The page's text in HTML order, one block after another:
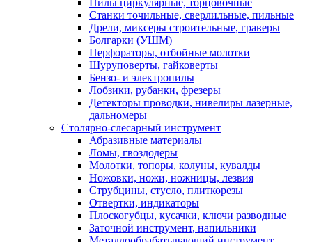
Пилы циркулярные, торцовочные
Станки точильные, сверлильные, пильные
Дрели, миксеры строительные, граверы
Болгарки (УШМ)
Перфораторы, отбойные молотки
Шуруповерты, гайковерты
Бензо- и электропилы
Лобзики, рубанки, фрезеры
Детекторы проводки, нивелиры лазерные,
дальномеры
Столярно-слесарный инструмент
Абразивные материалы
Ломы, гвоздодеры
Молотки, топоры, колуны, кувалды
Ножовки, ножи, ножницы, лезвия
Струбцины, стусло, плиткорезы
Отвертки, индикаторы
Плоскогубцы, кусачки, ключи разводные
Заточной инструмент, напильники